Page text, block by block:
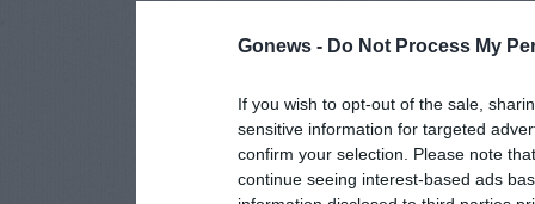
Gonews - Do Not Process My
If you wish to opt-out of the sale,
sensitive information for targeted
confirm your selection. Please note
continue seeing interest-based ads